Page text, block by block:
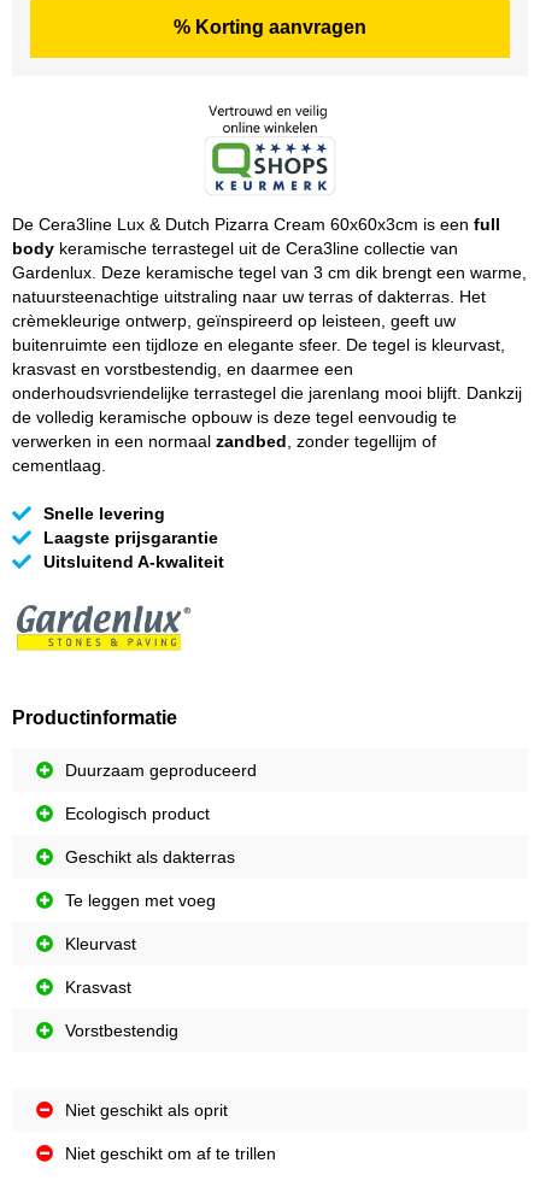
% Korting aanvragen
De Cera3line Lux & Dutch Pizarra Cream 60x60x3cm is een full
body keramische terrastegel uit de Cera3line collectie van
Gardenlux. Deze keramische tegel van 3 cm dik brengt een warme,
natuursteenachtige uitstraling naar uw terras of dakterras. Het
crèmekleurige ontwerp, geïnspireerd op leisteen, geeft uw
buitenruimte een tijdloze en elegante sfeer. De tegel is kleurvast,
krasvast en vorstbestendig, en daarmee een
onderhoudsvriendelijke terrastegel die jarenlang mooi blijft. Dankzij
de volledig keramische opbouw is deze tegel eenvoudig te
verwerken in een normaal zandbed , zonder tegellijm of
cementlaag.
Snelle levering
Laagste prijsgarantie
Uitsluitend A-kwaliteit
Productinformatie
Duurzaam geproduceerd
Ecologisch product
Geschikt als dakterras
Te leggen met voeg
Kleurvast
Krasvast
Vorstbestendig
Niet geschikt als oprit
Niet geschikt om af te trillen